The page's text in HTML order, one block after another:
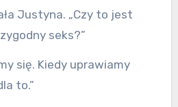
Justyna. „Czy to jest
seks?”
się. Kiedy uprawiamy
to.”